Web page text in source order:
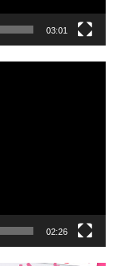
03:01
02:26